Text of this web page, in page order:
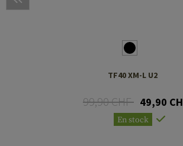
TF40 XM-L U2
99,90 CHF 49,90
En stock